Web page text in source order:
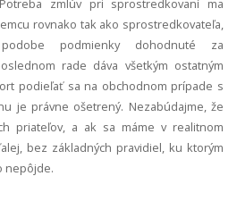
zmlúv pri sprostredkovaní ma
rovnako tak ako sprostredkovateľa,
podmienky dohodnuté za
rade dáva všetkým ostatným
podieľať sa na obchodnom prípade s
je právne ošetrený. Nezabúdajme, že
priateľov, a ak sa máme v realitnom
bez základných pravidiel, ku ktorým
nepôjde.